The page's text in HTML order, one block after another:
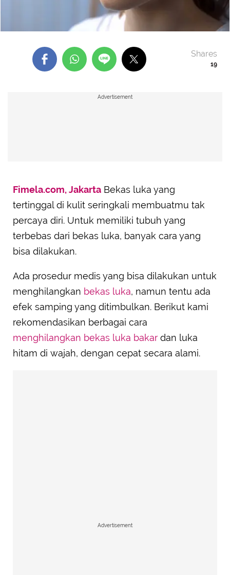
19
Shares
Advertisement
Fimela.com, Jakarta Bekas luka yang
tertinggal di kulit seringkali membuatmu tak
percaya diri. Untuk memiliki tubuh yang
terbebas dari bekas luka, banyak cara yang
bisa dilakukan.
Ada prosedur medis yang bisa dilakukan untuk
menghilangkan bekas luka, namun tentu ada
efek samping yang ditimbulkan. Berikut kami
rekomendasikan berbagai cara
menghilangkan bekas luka bakar dan luka
hitam di wajah, dengan cepat secara alami.
Advertisement